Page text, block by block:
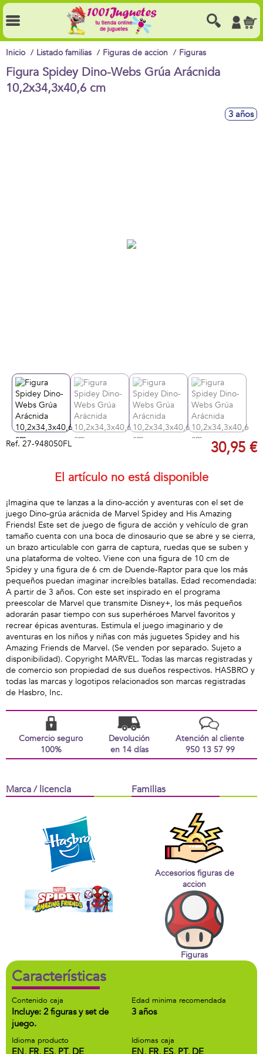
Inicio Listado familias Figuras de accion Figuras
Figura Spidey Dino-Webs Grúa Arácnida
10,2x34,3x40,6 cm
3 años
Ref. 27-948050FL 30,95 €
El artículo no está disponible
¡Imagina que te lanzas a la dino-acción y aventuras con el set de
juego Dino-grúa arácnida de Marvel Spidey and His Amazing
Friends! Este set de juego de figura de acción y vehículo de gran
tamaño cuenta con una boca de dinosaurio que se abre y se cierra,
un brazo articulable con garra de captura, ruedas que se suben y
una plataforma de volteo. Viene con una figura de 10 cm de
Spidey y una figura de 6 cm de Duende-Raptor para que los más
pequeños puedan imaginar increíbles batallas. Edad recomendada:
A partir de 3 años. Con este set inspirado en el programa
preescolar de Marvel que transmite Disney+, los más pequeños
adorarán pasar tiempo con sus superhéroes Marvel favoritos y
recrear épicas aventuras. Estimula el juego imaginario y de
aventuras en los niños y niñas con más juguetes Spidey and his
Amazing Friends de Marvel. (Se venden por separado. Sujeto a
disponibilidad). Copyright MARVEL. Todas las marcas registradas y
de comercio son propiedad de sus dueños respectivos. HASBRO y
todas las marcas y logotipos relacionados son marcas registradas
de Hasbro, Inc.
Comercio seguro
100%
Devolución
en 14 días
Atención al cliente
950 13 57 99
Marca / licencia Familias
Accesorios figuras de
accion
Figuras
Características
Contenido caja
Incluye: 2 figuras y set de
juego.
Edad minima recomendada
3 años
Idioma producto
EN, FR, ES, PT, DE
Idiomas caja
EN, FR, ES, PT, DE